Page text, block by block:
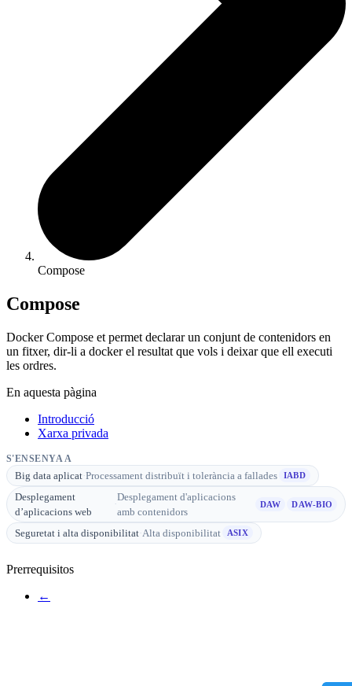
Compose
Compose
Docker Compose et permet declarar un conjunt de contenidors en
un fitxer, dir-li a docker el resultat que vols i deixar que ell executi
les ordres.
En aquesta pàgina
Introducció
Xarxa privada
S'ENSENYA A
Big data aplicat·Processament distribuït i tolerància a fallades IABD
Desplegament
d’aplicacions web
·
Desplegament d'aplicacions
amb contenidors
DAW DAW-BIO
Seguretat i alta disponibilitat·Alta disponibilitat ASIX
Prerrequisitos
←